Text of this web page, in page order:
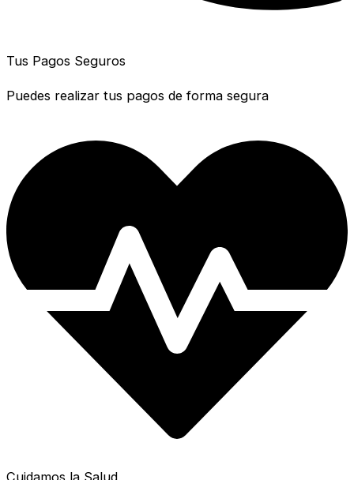
Tus Pagos Seguros
Puedes realizar tus pagos de forma segura
Cuidamos la Salud